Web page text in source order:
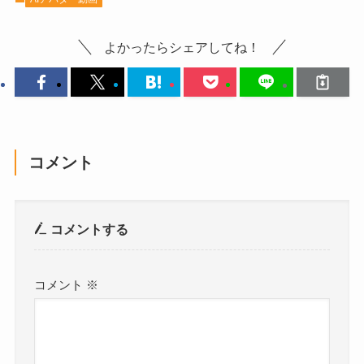
よかったらシェアしてね！
コメント
コメントする
コメント ※